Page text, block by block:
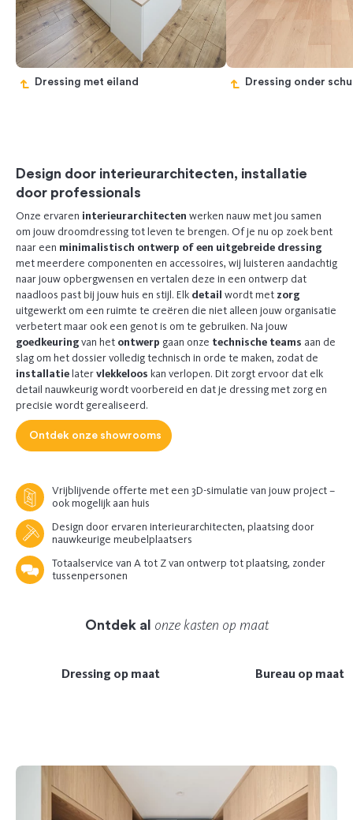
Dressing met eiland Dressing onder
Design door interieurarchitecten, installatie
door professionals
Onze ervaren interieurarchitecten werken nauw met jou samen
om jouw droomdressing tot leven te brengen. Of je nu op zoek bent
naar een minimalistisch ontwerp of een uitgebreide dressing
met meerdere componenten en accessoires, wij luisteren aandachtig
naar jouw opbergwensen en vertalen deze in een ontwerp dat
naadloos past bij jouw huis en stijl. Elk detail wordt met zorg
uitgewerkt om een ruimte te creëren die niet alleen jouw organisatie
verbetert maar ook een genot is om te gebruiken. Na jouw
goedkeuringvan het ontwerp gaan onze technische teams aan de
slag om het dossier volledig technisch in orde te maken, zodat de
installatielatervlekkeloos kan verlopen. Dit zorgt ervoor dat elk
detail nauwkeurig wordt voorbereid en dat je dressing met zorg en
precisie wordt gerealiseerd.
Ontdek onze showrooms
Vrijblijvende offerte met een 3D-simulatie van jouw project –
ook mogelijk aan huis
Design door ervaren interieurarchitecten, plaatsing door
nauwkeurige meubelplaatsers
Totaalservice van A tot Z van ontwerp tot plaatsing, zonder
tussenpersonen
Ontdek al onze kasten op maat
Dressing op maat Bureau op maat